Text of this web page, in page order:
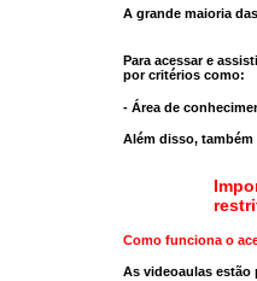
A grande maioria
Para acessar e
por critérios como:
- Área de
Além disso,
Como funciona o
As videoaulas estão